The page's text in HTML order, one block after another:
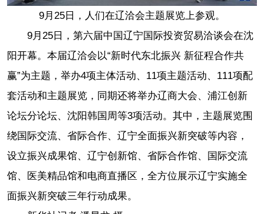
9月25日，人们在辽洽会主题展览上参观。
9月25日，第六届中国辽宁国际投资贸易洽谈会在沈
阳开幕。本届辽洽会以“新时代东北振兴 新征程合作共
赢”为主题，举办4项主体活动、11项主题活动、111项配
套活动和主题展览，同期还将举办辽商大会、浦江创新
论坛分论坛、沈阳韩国周等3项活动。其中，主题展览围
绕国际交流、省际合作、辽宁全面振兴新突破等内容，
设立振兴成果馆、辽宁创新馆、省际合作馆、国际交流
馆、医美精品馆和电商直播区，全方位展示辽宁实施全
面振兴新突破三年行动成果。